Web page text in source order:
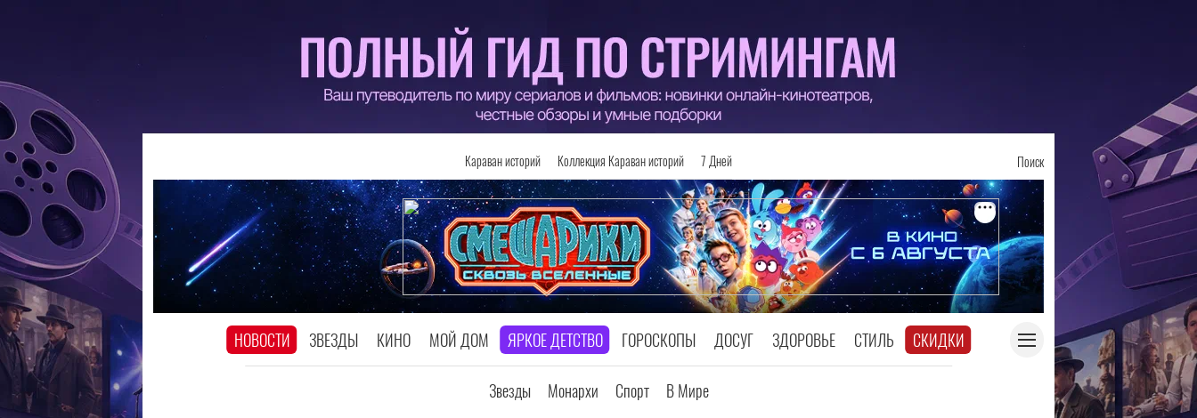
Караван историй Коллекция Караван историй 7 Дней Поиск
НОВОСТИ ЗВЕЗДЫ КИНО МОЙ ДОМ ЯРКОЕ ДЕТСТВО ГОРОСКОПЫ ДОСУГ ЗДОРОВЬЕ СТИЛЬ СКИДКИ
Звезды Монархи Спорт В Мире